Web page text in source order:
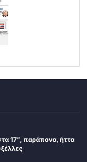
17″, παράπονα, ήττα